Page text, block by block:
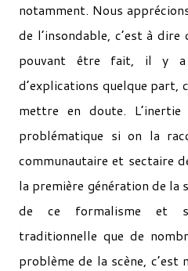
notamment. Nous
de l’insondable, c’est à
pouvant être fait, il y a
d’explications quelque part,
mettre en doute.
problématique si on la
communautaire et sectaire
la première génération de la
de ce formalisme et
traditionnelle que de
problème de la scène, c’est